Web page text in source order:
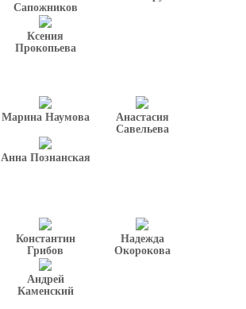
Сапожников
Ксения
Прокопьева
Марина Наумова
Анастасия
Савельева
Анна Познанская
Константин
Грибов
Надежда
Окорокова
Андрей
Каменский